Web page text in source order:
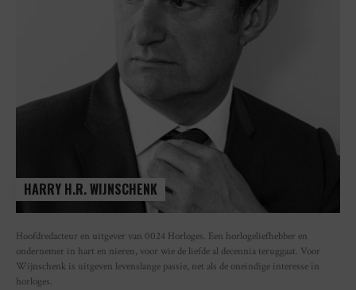
HARRY H.R. WIJNSCHENK
Hoofdredacteur en uitgever van 0024 Horloges. Een horlogeliefhebber en
ondernemer in hart en nieren, voor wie de liefde al decennia teruggaat. Voor
Wijnschenk is uitgeven levenslange passie, net als de oneindige interesse in
horloges.